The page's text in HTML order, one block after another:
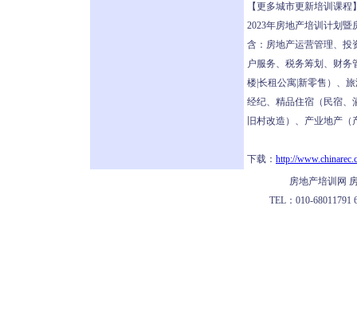
【更多城市更新培训课程
2023年房地产培训计划
含：房地产运营管理、投
户服务、税务筹划、财务
楼|长租公寓|新零售）、
经纪、精品住宿（民宿、
旧村改造）、产业地产
下载： http://
房地产培训网
TEL：010-68011791